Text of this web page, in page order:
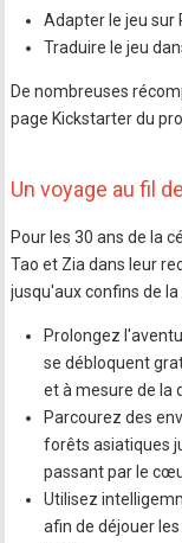
Adapter le jeu sur
Traduire le jeu
De nombreuses
page Kickstarter du
Un voyage au fil
Pour les 30 ans de la
Tao et Zia dans leur
jusqu'aux confins de la
Prolongez
se débloquent
et à mesure de la
Parcourez des
forêts asiatiques
passant par le
Utilisez
afin de déjouer